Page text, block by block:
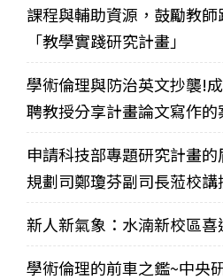
課程與輔助資源，鼓勵教
「教學實踐研究計畫」
學術倫理與防治英文抄襲!
聘教授分享計畫論文寫作
申請科技部專題研究計畫
規劃司鄭瓊芬副司長蒞校講
新人新氣象：水湳新校區
學術倫理的前車之鑑~中央